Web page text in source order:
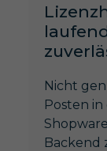
Nicht
Posten
Backend